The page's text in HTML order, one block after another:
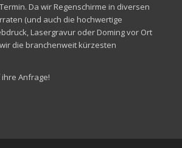
Da wir Regenschirme in diversen
(und auch die hochwertige
Lasergravur oder Doming vor Ort
die branchenweit kürzesten
Anfrage!